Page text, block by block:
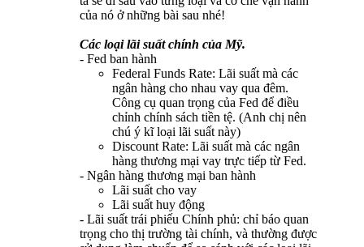
của nó ở những bài sau nhé!
Các loại lãi suất chính của Mỹ.
- Fed ban hành
Federal Funds Rate: Lãi suất mà các
ngân hàng cho nhau vay qua đêm.
Công cụ quan trọng của Fed để điều
chỉnh chính sách tiền tệ. (Anh chị nên
chú ý kĩ loại lãi suất này)
Discount Rate: Lãi suất mà các ngân
hàng thương mại vay trực tiếp từ Fed.
- Ngân hàng thương mại ban hành
Lãi suất cho vay
Lãi suất huy động
- Lãi suất trái phiếu Chính phủ: chỉ báo quan
trọng cho thị trường tài chính, và thường được